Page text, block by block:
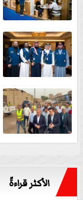
الأكثر قراءةً